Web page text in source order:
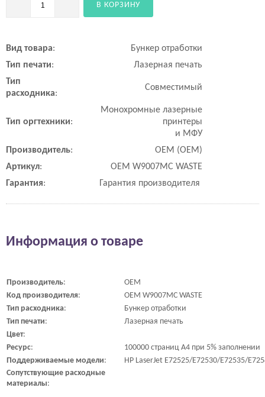
Вид товара:
Бункер отработки
Тип печати:
Лазерная печать
Тип
расходника:
Совместимый
Тип оргтехники:
Монохромные лазерные
принтеры
и МФУ
Производитель:
OEM (ОЕМ)
Артикул:
OEM W9007MC WASTE
Гарантия: Гарантия производителя
В КОРЗИНУ
Информация о товаре
Производитель:
OEM
Код производителя:
OEM W9007MC WASTE
Тип расходника:
Бункер отработки
Тип печати:
Лазерная печать
Цвет:
Ресурс:
100000 страниц A4 при 5% заполнении
Поддерживаемые модели:
HP LaserJet E72525/E72530/E72535/
Сопутствующие расходные
материалы: